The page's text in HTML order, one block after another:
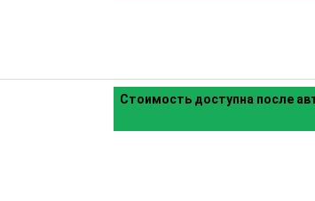
Стоимость доступна после